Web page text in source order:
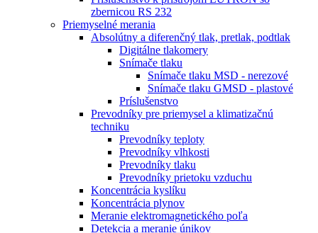
zbernicou RS 232
Priemyselné merania
Absolútny a diferenčný tlak, pretlak, podtlak
Digitálne tlakomery
Snímače tlaku
Snímače tlaku MSD - nerezové
Snímače tlaku GMSD - plastové
Príslušenstvo
Prevodníky pre priemysel a klimatizačnú
techniku
Prevodníky teploty
Prevodníky vlhkosti
Prevodníky tlaku
Prevodníky prietoku vzduchu
Koncentrácia kyslíku
Koncentrácia plynov
Meranie elektromagnetického poľa
Detekcia a meranie únikov